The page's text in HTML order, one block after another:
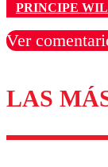
PRINCIPE
Ver
Los
LAS